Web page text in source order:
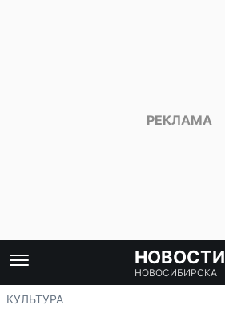
НОВОСТИ
НОВОСИБИРСКА
КУЛЬТУРА